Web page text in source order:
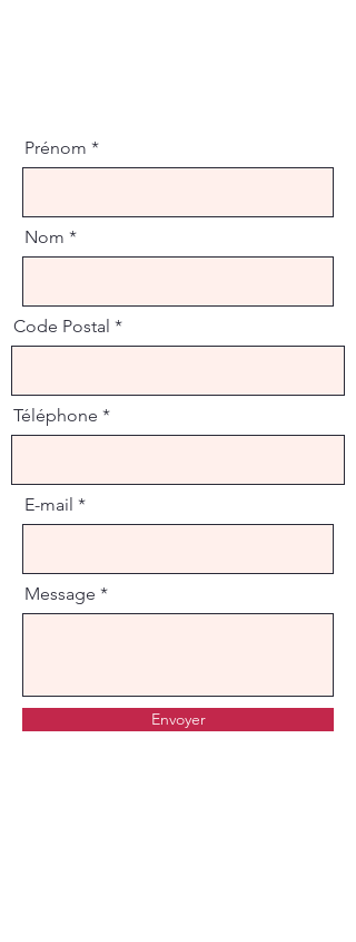
Prénom
Nom
Code Postal
Téléphone
E-mail
Message
Envoyer